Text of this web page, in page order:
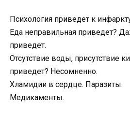
Психология приведет к
Еда неправильная приведет?
приведет.
Отсутствие воды, присутствие
приведет? Несомненно.
Хламидии в сердце. Паразиты.
Медикаменты.